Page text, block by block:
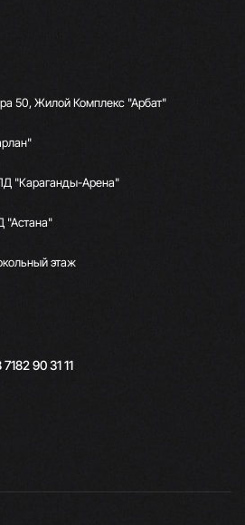
50, Жилой Комплекс "Арбат"
"Караганды-Арена"
"Астана"
этаж
7182 90 31 11